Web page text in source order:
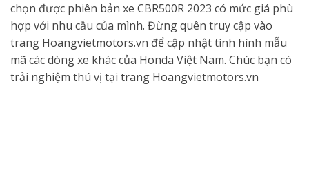
chọn được phiên bản xe CBR500R 2023 có mức giá phù
hợp với nhu cầu của mình. Đừng quên truy cập vào
trang Hoangvietmotors.vn để cập nhật tình hình mẫu
mã các dòng xe khác của Honda Việt Nam. Chúc bạn có
trải nghiệm thú vị tại trang Hoangvietmotors.vn